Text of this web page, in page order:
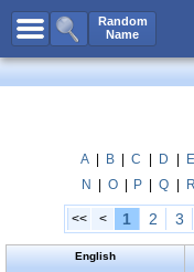
Random
Name
All Names
Boy Names
Unisex Names
Popular Names
Unique Names
A B C D E
N
O P Q R
<< < 1 2 3
English